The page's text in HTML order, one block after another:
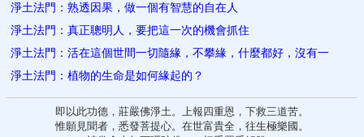
淨土法門：熟透因果，做一​個有智慧的自在人
淨土法門：真正聰明人，要把這一次的機會抓住​
淨土法門：活在這個世間一切隨緣，不攀緣，什麼都好，沒有一
淨土法門：植物的生命是如何緣起的？
即以此功德，莊嚴佛淨土。上報四重恩，下救三道苦。
惟願見聞者，悉發菩提心。在世富貴全，往生極樂國。